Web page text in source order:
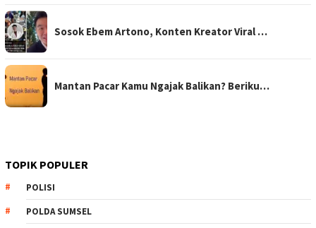
Sosok Ebem Artono, Konten Kreator Viral …
Mantan Pacar Kamu Ngajak Balikan? Beriku…
TOPIK POPULER
POLISI
POLDA SUMSEL